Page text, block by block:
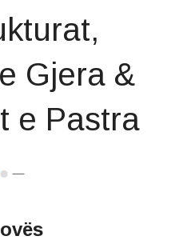
Gjera &
e Pastra